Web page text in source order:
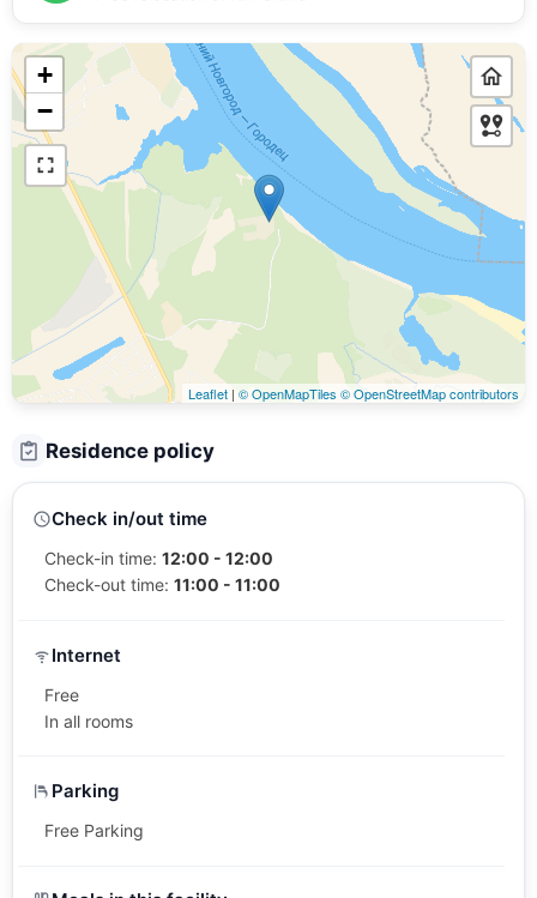
+
−
Leaflet | © OpenMapTiles © OpenStreetMap contributors
Residence policy
Check in/out time
Check-in time: 12:00 - 12:00
Check-out time: 11:00 - 11:00
Internet
Free
In all rooms
Parking
Free Parking